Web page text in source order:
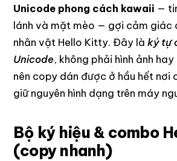
Unicode phong cách kawaii —
lánh và mặt mèo — gợi cảm giác
nhân vật Hello Kitty. Đây là ký tự
Unicode, không phải hình ảnh
nên copy dán được ở hầu hết nơi
giữ nguyên hình dạng trên máy
Bộ ký hiệu & combo
(copy nhanh)